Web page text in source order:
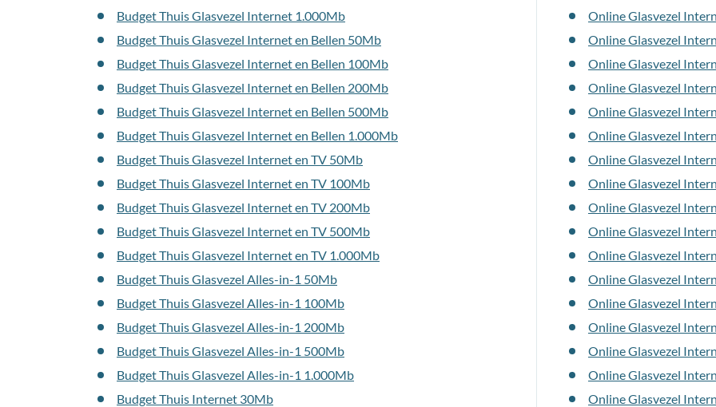
Budget Thuis Glasvezel Internet 1.000Mb
Budget Thuis Glasvezel Internet en Bellen 50Mb
Budget Thuis Glasvezel Internet en Bellen 100Mb
Budget Thuis Glasvezel Internet en Bellen 200Mb
Budget Thuis Glasvezel Internet en Bellen 500Mb
Budget Thuis Glasvezel Internet en Bellen 1.000Mb
Budget Thuis Glasvezel Internet en TV 50Mb
Budget Thuis Glasvezel Internet en TV 100Mb
Budget Thuis Glasvezel Internet en TV 200Mb
Budget Thuis Glasvezel Internet en TV 500Mb
Budget Thuis Glasvezel Internet en TV 1.000Mb
Budget Thuis Glasvezel Alles-in-1 50Mb
Budget Thuis Glasvezel Alles-in-1 100Mb
Budget Thuis Glasvezel Alles-in-1 200Mb
Budget Thuis Glasvezel Alles-in-1 500Mb
Budget Thuis Glasvezel Alles-in-1 1.000Mb
Budget Thuis Internet 30Mb
Online Glasvezel
Online Glasvezel
Online Glasvezel
Online Glasvezel
Online Glasvezel
Online Glasvezel
Online Glasvezel
Online Glasvezel
Online Glasvezel
Online Glasvezel
Online Glasvezel
Online Glasvezel
Online Glasvezel
Online Glasvezel
Online Glasvezel
Online Glasvezel
Online Glasvezel